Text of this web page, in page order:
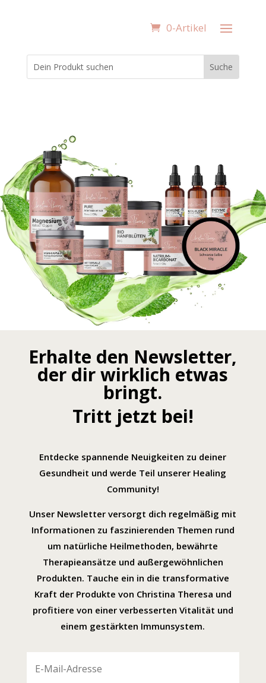
0-Artikel
Erhalte den Newsletter,
der dir wirklich etwas
bringt.
Tritt jetzt bei!
Entdecke spannende Neuigkeiten zu deiner
Gesundheit und werde Teil unserer Healing
Community!
Unser Newsletter versorgt dich regelmäßig mit
Informationen zu faszinierenden Themen rund
um natürliche Heilmethoden, bewährte
Therapieansätze und außergewöhnlichen
Produkten. Tauche ein in die transformative
Kraft der Produkte von Christina Theresa und
profitiere von einer verbesserten Vitalität und
einem gestärkten Immunsystem.